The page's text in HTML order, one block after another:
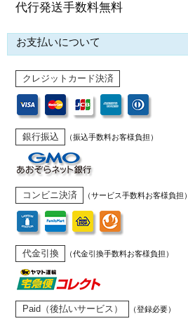
代行発送手数料無料
お支払いについて
クレジットカード決済
銀行振込 （振込手数料お客様負担）
コンビニ決済 （サービス手数料お客様負担）
代金引換 （代金引換手数料お客様負担）
Paid（後払いサービス） （登録必要）